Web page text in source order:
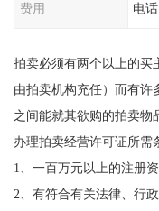
费用 电
拍卖必须有两个以上的买
由拍卖机构充任）而有许
之间能就其欲购的拍卖物
办理拍卖经营许可证所需
1、一百万元以上的注册
2、有符合有关法律、行